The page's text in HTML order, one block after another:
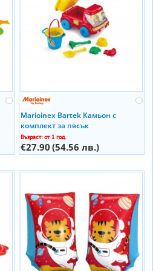
Marioinex Bartek Камьон с
комплект за пясък
Възраст: от 1 год.
€27.90 (54.56 лв.)